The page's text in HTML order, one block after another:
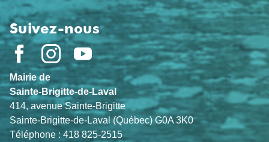
Suivez-nous
Mairie de
Sainte-Brigitte-de-Laval
414, avenue Sainte-Brigitte
Sainte-Brigitte-de-Laval (Québec) G0A 3K0
Téléphone : 418 825-2515